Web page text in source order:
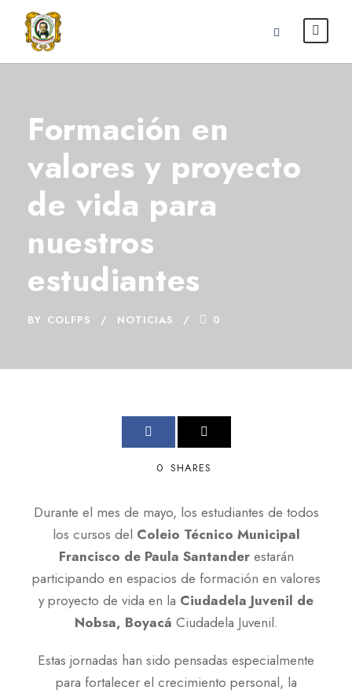
Formación en
valores y proyecto
de vida para
nuestros
estudiantes
BY COLFPS NOTICIAS 0
0 SHARES
Durante el mes de mayo, los estudiantes de todos
los cursos del Coleio Técnico Municipal
Francisco de Paula Santanderestarán
participando en espacios de formación en valores
y proyecto de vida en la Ciudadela Juvenil de
Nobsa, Boyacá Ciudadela Juvenil.
Estas jornadas han sido pensadas especialmente
para fortalecer el crecimiento personal, la